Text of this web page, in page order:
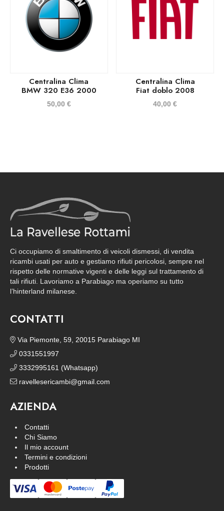
Centralina Clima
BMW 320 E36 2000
50,00 €
Centralina Clima
Fiat doblo 2008
40,00€
Ci occupiamo di smaltimento di veicoli dismessi, di vendita
ricambi usati per auto e gestiamo rifiuti pericolosi, sempre nel
rispetto delle normative vigenti e delle leggi sul trattamento di
tali rifiuti. Lavoriamo a Parabiago ma operiamo su tutto
l’hinterland milanese.
CONTATTI
Via Piemonte, 59, 20015 Parabiago MI
0331551997
3332995161 (Whatsapp)
ravellesericambi@gmail.com
AZIENDA
Contatti
Chi Siamo
Il mio account
Termini e condizioni
Prodotti